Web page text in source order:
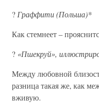
? Граффити (Польша)*
Как стемнеет –
? «Пшекруй»,
Между любовной
разница такая же, как
вживую.